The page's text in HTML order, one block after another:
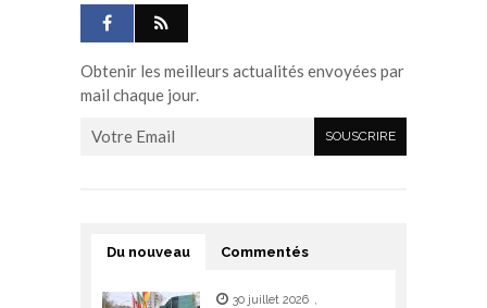
Obtenir les meilleurs actualités envoyées par
mail chaque jour.
Du nouveau Commentés
30 juillet 2026 ,